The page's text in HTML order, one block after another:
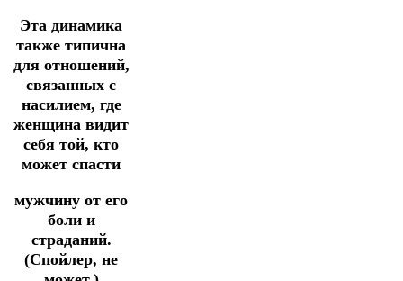
Эта динамика
также типична
для отношений,
связанных с
насилием, где
женщина видит
себя той, кто
может спасти
мужчину от его
боли и
страданий.
(Спойлер, не